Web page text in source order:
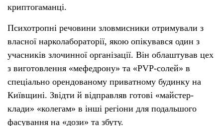
криптогаманці.
Психотропні речовини зловмисники отримували з
власної нарколабораторії, якою опікувався один з
учасників злочинної організації. Він облаштував цех
з виготовлення «мефедрону» та «PVP-солей» в
спеціально орендованому приватному будинку на
Київщині. Звідти й відправляв готові «майстер-
клади» «колегам» в інші регіони для подальшого
фасування на «дози» та збуту.